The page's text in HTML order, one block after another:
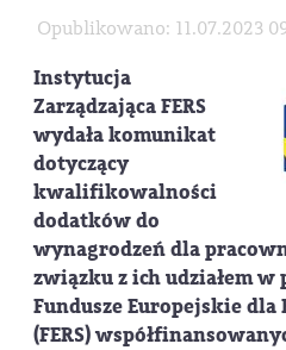
Opublikowano: 11.07.2023
Instytucja
Zarządzająca FERS
wydała komunikat
dotyczący
kwalifikowalności
dodatków do
wynagrodzeń dla
związku z ich udziałem
Fundusze Europejskie dla
(FERS)